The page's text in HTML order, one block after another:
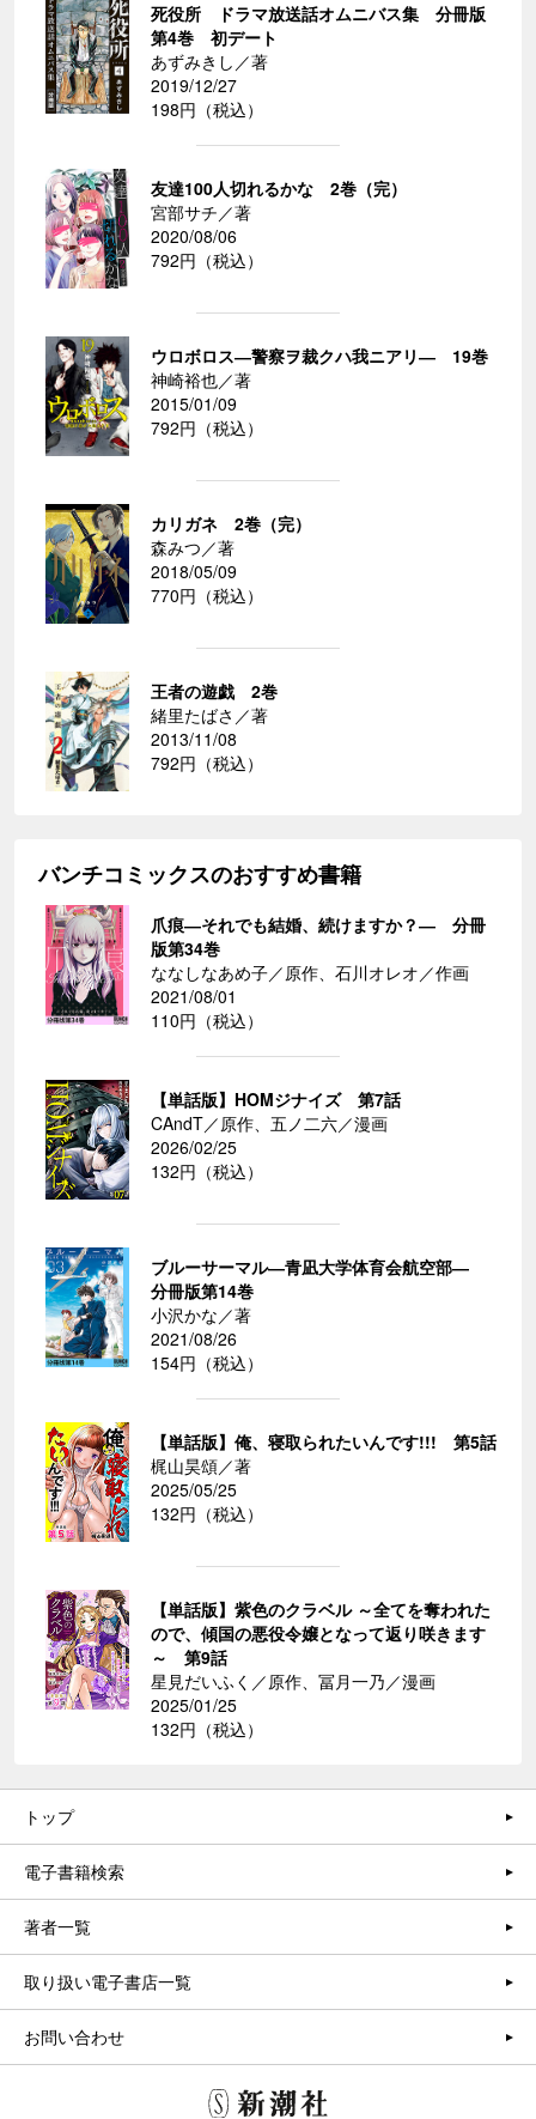
死役所 ドラマ放送話オムニバス集 分冊版
第4巻 初デート
あずみきし／著
2019/12/27
198円（税込）
友達100人切れるかな 2巻（完）
宮部サチ／著
2020/08/06
792円（税込）
ウロボロス―警察ヲ裁クハ我ニアリ― 19巻
神崎裕也／著
2015/01/09
792円（税込）
カリガネ 2巻（完）
森みつ／著
2018/05/09
770円（税込）
王者の遊戯 2巻
緒里たばさ／著
2013/11/08
792円（税込）
バンチコミックスのおすすめ書籍
爪痕―それでも結婚、続けますか？― 分冊
版第34巻
ななしなあめ子／原作、石川オレオ／作画
2021/08/01
110円（税込）
【単話版】HOMジナイズ 第7話
CAndT／原作、五ノ二六／漫画
2026/02/25
132円（税込）
ブルーサーマル―青凪大学体育会航空部―
分冊版第14巻
小沢かな／著
2021/08/26
154円（税込）
【単話版】俺、寝取られたいんです!!! 第5話
梶山昊頌／著
2025/05/25
132円（税込）
【単話版】紫色のクラベル ～全てを奪われた
ので、傾国の悪役令嬢となって返り咲きます
～ 第9話
星見だいふく／原作、冨月一乃／漫画
2025/01/25
132円（税込）
トップ
電子書籍検索
著者一覧
取り扱い電子書店一覧
お問い合わせ